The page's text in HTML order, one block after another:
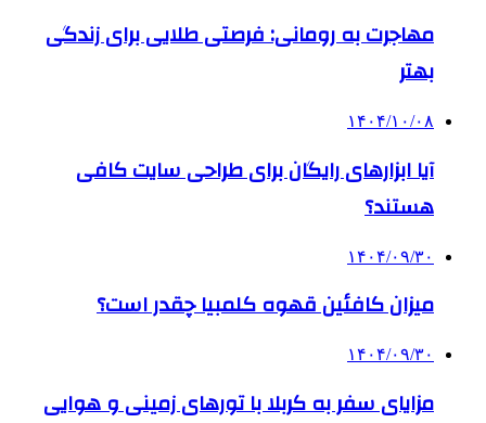
مهاجرت به رومانی: فرصتی طلایی برای زندگی
بهتر
۱۴۰۴/۱۰/۰۸
آیا ابزارهای رایگان برای طراحی سایت کافی
هستند؟
۱۴۰۴/۰۹/۳۰
میزان کافئین قهوه کلمبیا چقدر است؟
۱۴۰۴/۰۹/۳۰
مزایای سفر به کربلا با تورهای زمینی و هوایی